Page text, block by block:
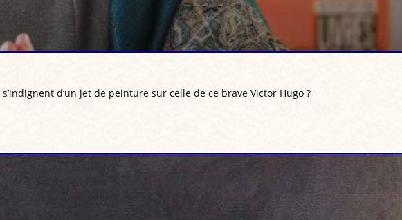
d’un jet de peinture sur celle de ce brave Victor Hugo ?